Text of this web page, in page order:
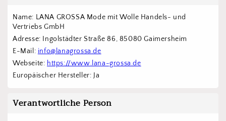
Name: LANA GROSSA Mode mit Wolle Handels- und
Vertriebs GmbH
Adresse: Ingolstädter Straße 86, 85080 Gaimersheim
E-Mail: info@lanagrossa.de
Webseite: https://www.lana-grossa.de
Europäischer Hersteller: Ja
Verantwortliche Person